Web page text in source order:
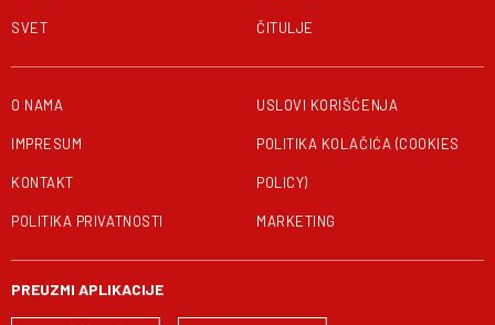
SVET ČITULJE
O NAMA
IMPRESUM
KONTAKT
POLITIKA PRIVATNOSTI
USLOVI KORIŠĆENJA
POLITIKA KOLAČIĆA (COOKIES
POLICY)
MARKETING
PREUZMI APLIKACIJE